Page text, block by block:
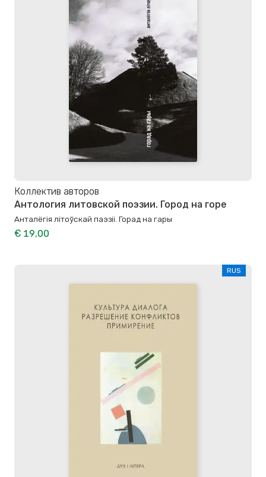
Коллектив авторов
Антология литовской поэзии. Город на горе
Анталёгія літоўскай паэзіі. Горад на гары
€ 19,00
RUS